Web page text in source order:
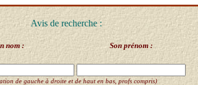
Avis de recherche :
nom : Son prénom :
de gauche à droite et de haut en bas, profs compris)